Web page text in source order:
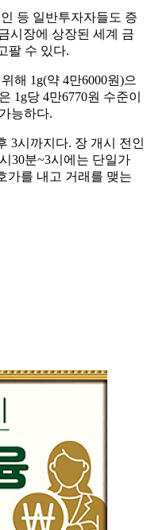
등 일반투자자들도 증
시장에 상장된 세계 금
팔 수 있다.
해 1g(약 4만6000원)으
1g당 4만6770원 수준이
능하다.
3시까지다. 장 개시 전인
30분~3시에는 단일가
가를 내고 거래를 맺는